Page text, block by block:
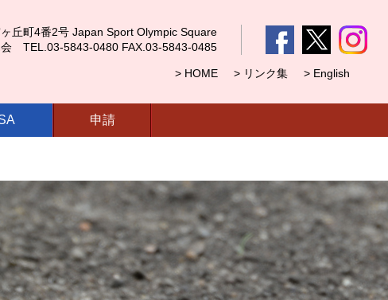
丘町4番2号 Japan Sport Olympic Square
会 TEL.03-5843-0480 FAX.03-5843-0485
> HOME > リンク集 > English
申請